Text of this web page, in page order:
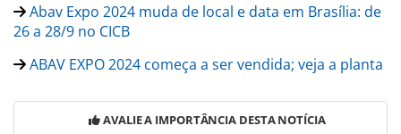
Abav Expo 2024 muda de local e data em Brasília: de
26 a 28/9 no CICB
ABAV EXPO 2024 começa a ser vendida; veja a planta
AVALIE A IMPORTÂNCIA DESTA NOTÍCIA